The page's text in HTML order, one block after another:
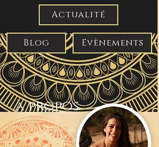
Actualité
Blog Evènements
à propos